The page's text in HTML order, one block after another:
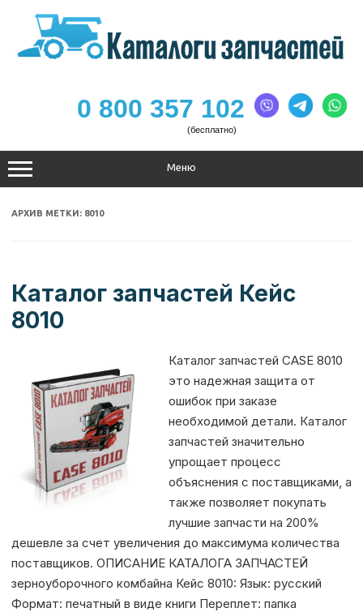
содержимому
0 800 357 102
(бесплатно)
Меню
АРХИВ МЕТКИ: 8010
Каталог запчастей Кейс
8010
Каталог запчастей CASE 8010
это надежная защита от
ошибок при заказе
необходимой детали. Каталог
запчастей значительно
упрощает процесс
объяснения с поставщиками, а
также позволяет покупать
лучшие запчасти на 200%
дешевле за счет увеличения до максимума количества
поставщиков. ОПИСАНИЕ КАТАЛОГА ЗАПЧАСТЕЙ
зерноуборочного комбайна Кейс 8010: Язык: русский
Формат: печатный в виде книги Переплет: папка